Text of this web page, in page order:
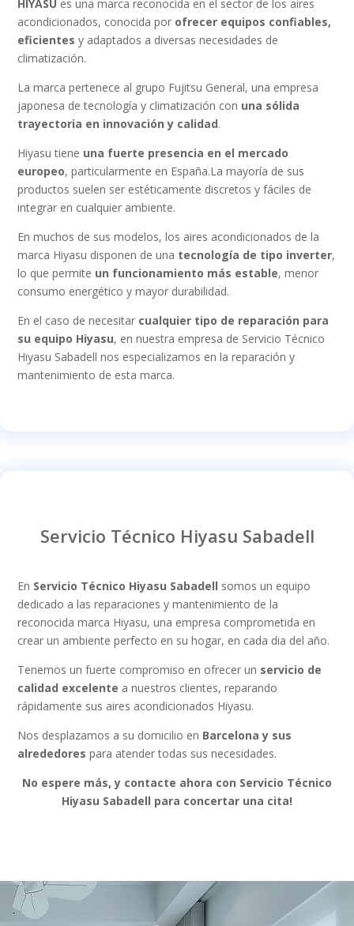
HIYASU es una marca reconocida en el sector de los aires
acondicionados, conocida por ofrecer equipos confiables,
eficientes y adaptados a diversas necesidades de
climatización.
La marca pertenece al grupo Fujitsu General, una empresa
japonesa de tecnología y climatización con una sólida
trayectoria en innovación y calidad.
Hiyasu tiene una fuerte presencia en el mercado
europeo, particularmente en España.La mayoría de sus
productos suelen ser estéticamente discretos y fáciles de
integrar en cualquier ambiente.
En muchos de sus modelos, los aires acondicionados de la
marca Hiyasu disponen de una tecnología de tipo inverter,
lo que permite un funcionamiento más estable, menor
consumo energético y mayor durabilidad.
En el caso de necesitar cualquier tipo de reparación para
su equipo Hiyasu, en nuestra empresa de Servicio Técnico
Hiyasu Sabadell nos especializamos en la reparación y
mantenimiento de esta marca.
Servicio Técnico Hiyasu Sabadell
En Servicio Técnico Hiyasu Sabadell somos un equipo
dedicado a las reparaciones y mantenimiento de la
reconocida marca Hiyasu, una empresa comprometida en
crear un ambiente perfecto en su hogar, en cada dia del año.
Tenemos un fuerte compromiso en ofrecer un servicio de
calidad excelente a nuestros clientes, reparando
rápidamente sus aires acondicionados Hiyasu.
Nos desplazamos a su domicilio en Barcelona y sus
alrededores para atender todas sus necesidades.
No espere más, y contacte ahora con Servicio Técnico
Hiyasu Sabadell para concertar una cita!